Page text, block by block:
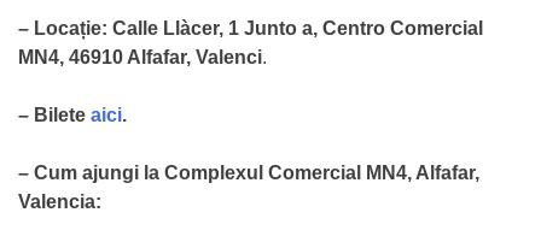
– Locație: Calle Llàcer, 1 Junto a, Centro Comercial
MN4, 46910 Alfafar, Valenci.
– Bilete aici.
– Cum ajungi la Complexul Comercial MN4, Alfafar,
Valencia: